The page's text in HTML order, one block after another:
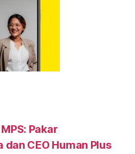
Pakar
CEO Human Plus